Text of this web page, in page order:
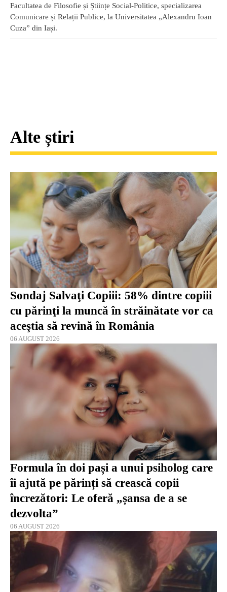
Facultatea de Filosofie și Științe Social-Politice, specializarea
Comunicare și Relații Publice, la Universitatea „Alexandru Ioan
Cuza” din Iași.
Alte știri
Sondaj Salvaţi Copiii: 58% dintre copiii
cu părinţi la muncă în străinătate vor ca
aceştia să revină în România
06 AUGUST 2026
Formula în doi pași a unui psiholog care
îi ajută pe părinți să crească copii
încrezători: Le oferă „șansa de a se
dezvolta”
06 AUGUST 2026